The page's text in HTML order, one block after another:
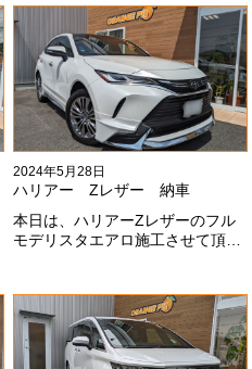
ープンカントリー、ホイールと、
可愛い仕様になりました！これか
らもよろしくお願いします
#x1f647;#x200d;#x2640;#xfe0f;
2024年5月28日
ハリアー Zレザー 納車
本日は、ハリアーZレザーのフル
モデリスタエアロ施工させて頂き
全然、思い通りエアロが入ってき
ませんね。。今後とも宜しくお願
いします！